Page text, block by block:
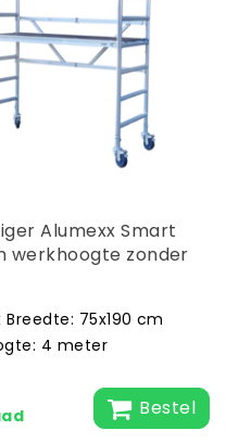
Alumexx Smart
werkhoogte zonder
Breedte: 75x190 cm
4 meter
Bestel